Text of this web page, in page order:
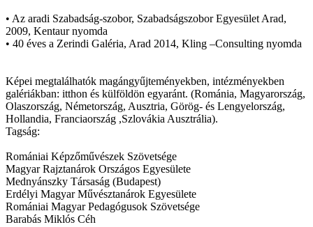
• Az aradi Szabadság-szobor, Szabadságszobor Egyesület Arad,
2009, Kentaur nyomda
• 40 éves a Zerindi Galéria, Arad 2014, Kling –Consulting nyomda
Képei megtalálhatók magángyűjteményekben, intézményekben
galériákban: itthon és külföldön egyaránt. (Románia, Magyarország,
Olaszország, Németország, Ausztria, Görög- és Lengyelország,
Hollandia, Franciaország ,Szlovákia Ausztrália).
Tagság:
Romániai Képzőművészek Szövetsége
Magyar Rajztanárok Országos Egyesülete
Mednyánszky Társaság (Budapest)
Erdélyi Magyar Művésztanárok Egyesülete
Romániai Magyar Pedagógusok Szövetsége
Barabás Miklós Céh